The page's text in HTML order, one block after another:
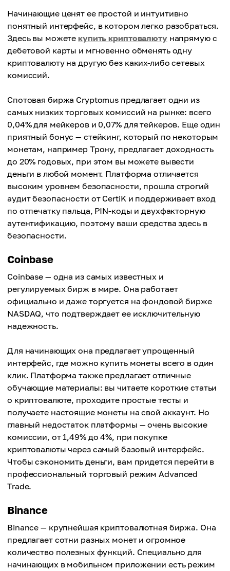
Начинающие ценят ее простой и интуитивно
понятный интерфейс, в котором легко разобраться.
Здесь вы можетекупить криптовалютунапрямую с
дебетовой карты и мгновенно обменять одну
криптовалюту на другую без каких-либо сетевых
комиссий.
Спотовая биржа Cryptomus предлагает одни из
самых низких торговых комиссий на рынке: всего
0,04% для мейкеров и 0,07% для тейкеров. Еще один
приятный бонус — стейкинг, который по некоторым
монетам, например Трону, предлагает доходность
до 20% годовых, при этом вы можете вывести
деньги в любой момент. Платформа отличается
высоким уровнем безопасности, прошла строгий
аудит безопасности от CertiK и поддерживает вход
по отпечатку пальца, PIN-коды и двухфакторную
аутентификацию, поэтому ваши средства здесь в
безопасности.
Coinbase
Coinbase — одна из самых известных и
регулируемых бирж в мире. Она работает
официально и даже торгуется на фондовой бирже
NASDAQ, что подтверждает ее исключительную
надежность.
Для начинающих она предлагает упрощенный
интерфейс, где можно купить монеты всего в один
клик. Платформа также предлагает отличные
обучающие материалы: вы читаете короткие статьи
о криптовалюте, проходите простые тесты и
получаете настоящие монеты на свой аккаунт. Но
главный недостаток платформы — очень высокие
комиссии, от 1,49% до 4%, при покупке
криптовалюты через самый базовый интерфейс.
Чтобы сэкономить деньги, вам придется перейти в
профессиональный торговый режим Advanced
Trade.
Binance
Binance — крупнейшая криптовалютная биржа. Она
предлагает сотни разных монет и огромное
количество полезных функций. Специально для
начинающих в мобильном приложении есть режим